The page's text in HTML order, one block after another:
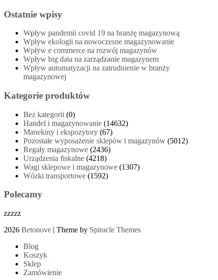
Ostatnie wpisy
Wpływ pandemii covid 19 na branżę magazynową
Wpływ ekologii na nowoczesne magazynowanie
Wpływ e commerce na rozwój magazynów
Wpływ big data na zarządzanie magazynem
Wpływ automatyzacji na zatrudnienie w branży
magazynowej
Kategorie produktów
Bez kategorii (0)
Handel i magazynowanie (14632)
Manekiny i ekspozytory (67)
Pozostałe wyposażenie sklepów i magazynów (5012)
Regały magazynowe (2436)
Urządzenia fiskalne (4218)
Wagi sklepowe i magazynowe (1307)
Wózki transportowe (1592)
Polecamy
zzzzz
2026 Betonove | Theme by Spiracle Themes
Blog
Koszyk
Sklep
Zamówienie